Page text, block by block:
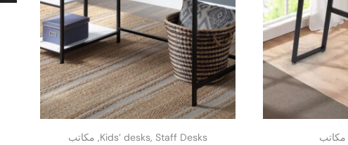
مكاتب Kids’ desks,Staff Desks
, مكاتب